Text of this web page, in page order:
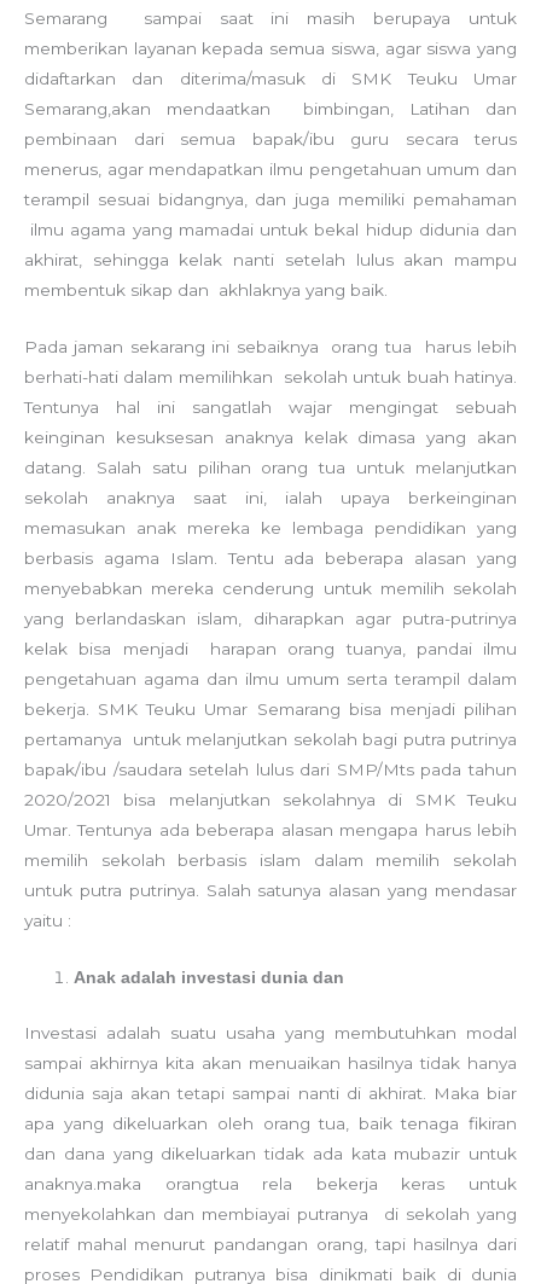
Semarang sampai saat ini masih berupaya untuk
memberikan layanan kepada semua siswa, agar siswa yang
didaftarkan dan diterima/masuk di SMK Teuku Umar
Semarang,akan mendaatkan bimbingan, Latihan dan
pembinaan dari semua bapak/ibu guru secara terus
menerus, agar mendapatkan ilmu pengetahuan umum dan
terampil sesuai bidangnya, dan juga memiliki pemahaman
ilmu agama yang mamadai untuk bekal hidup didunia dan
akhirat, sehingga kelak nanti setelah lulus akan mampu
membentuk sikap dan akhlaknya yang baik.
Pada jaman sekarang ini sebaiknya orang tua harus lebih
berhati-hati dalam memilihkan sekolah untuk buah hatinya.
Tentunya hal ini sangatlah wajar mengingat sebuah
keinginan kesuksesan anaknya kelak dimasa yang akan
datang. Salah satu pilihan orang tua untuk melanjutkan
sekolah anaknya saat ini, ialah upaya berkeinginan
memasukan anak mereka ke lembaga pendidikan yang
berbasis agama Islam. Tentu ada beberapa alasan yang
menyebabkan mereka cenderung untuk memilih sekolah
yang berlandaskan islam, diharapkan agar putra-putrinya
kelak bisa menjadi harapan orang tuanya, pandai ilmu
pengetahuan agama dan ilmu umum serta terampil dalam
bekerja. SMK Teuku Umar Semarang bisa menjadi pilihan
pertamanya untuk melanjutkan sekolah bagi putra putrinya
bapak/ibu /saudara setelah lulus dari SMP/Mts pada tahun
2020/2021 bisa melanjutkan sekolahnya di SMK Teuku
Umar. Tentunya ada beberapa alasan mengapa harus lebih
memilih sekolah berbasis islam dalam memilih sekolah
untuk putra putrinya. Salah satunya alasan yang mendasar
yaitu :
Anak adalah investasi dunia dan
Investasi adalah suatu usaha yang membutuhkan modal
sampai akhirnya kita akan menuaikan hasilnya tidak hanya
didunia saja akan tetapi sampai nanti di akhirat. Maka biar
apa yang dikeluarkan oleh orang tua, baik tenaga fikiran
dan dana yang dikeluarkan tidak ada kata mubazir untuk
anaknya.maka orangtua rela bekerja keras untuk
menyekolahkan dan membiayai putranya di sekolah yang
relatif mahal menurut pandangan orang, tapi hasilnya dari
proses Pendidikan putranya bisa dinikmati baik di dunia